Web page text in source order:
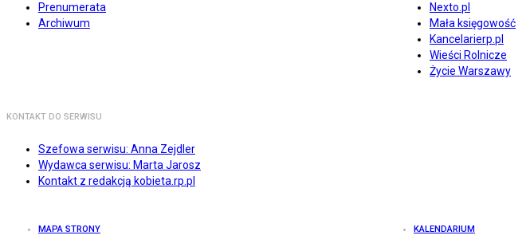
Prenumerata
Archiwum
Nexto.pl
Mała księgowość
Kancelarierp.pl
Wieści Rolnicze
Życie Warszawy
KONTAKT DO SERWISU
Szefowa serwisu: Anna Zejdler
Wydawca serwisu: Marta Jarosz
Kontakt z redakcją kobieta.rp.pl
MAPA STRONY KALENDARIUM